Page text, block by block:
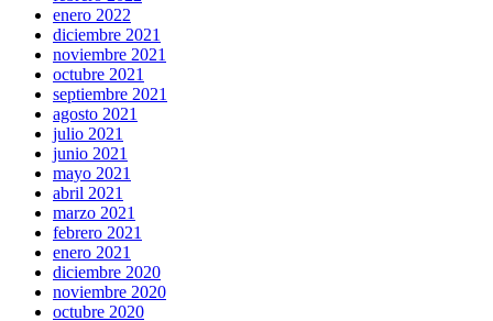
enero 2022
diciembre 2021
noviembre 2021
octubre 2021
septiembre 2021
agosto 2021
julio 2021
junio 2021
mayo 2021
abril 2021
marzo 2021
febrero 2021
enero 2021
diciembre 2020
noviembre 2020
octubre 2020